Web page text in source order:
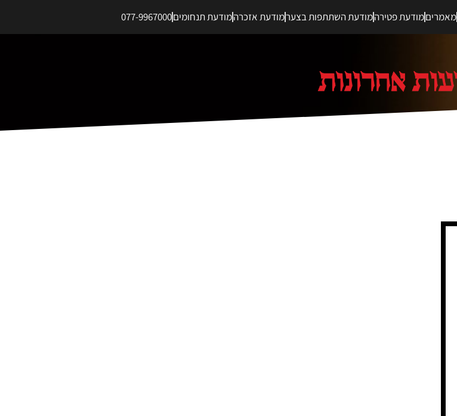
מאמריםמודעת פטירהמודעת השתתפות בצערמודעת אזכרהמודעת תנחומים077-9967000